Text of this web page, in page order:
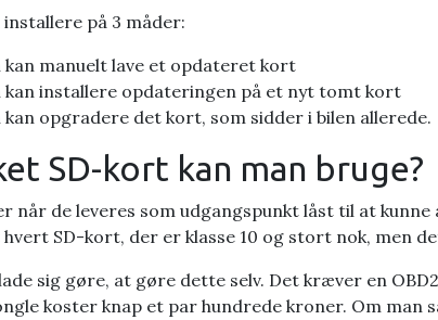
installere på 3 måder:
kan manuelt lave et opdateret kort
kan installere opdateringen på et nyt tomt kort
kan opgradere det kort, som sidder i bilen allerede.
SD-kort kan man bruge?
når de leveres som udgangspunkt låst til at
SD-kort, der er klasse 10 og stort nok, men
sig gøre, at gøre dette selv. Det kræver en
koster knap et par hundrede kroner. Om man